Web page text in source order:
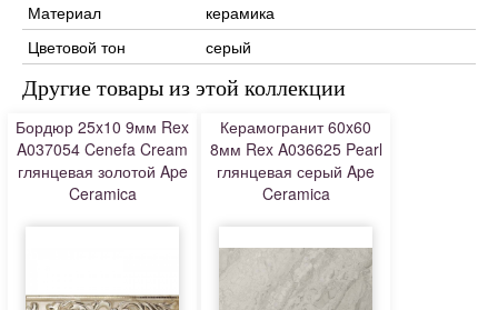
Материал
керамика
Цветовой тон
серый
Другие товары из этой коллекции
Бордюр 25x10 9мм Rex
A037054 Cenefa Cream
глянцевая золотой Ape
Ceramica
Керамогранит 60x60
8мм Rex A036625 Pearl
глянцевая серый Ape
Ceramica